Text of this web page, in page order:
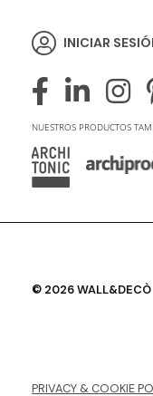
INICIAR
NUESTROS PRODUCTOS
© 2026 WALL&DECÒ
PRIVACY & COOKIE